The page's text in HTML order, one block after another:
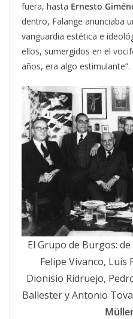
fuera, hasta Ernesto
dentro, Falange anunciaba
vanguardia estética e
ellos, sumergidos en el
años, era algo estimulante”.
El Grupo de Burgos:
Felipe Vivanco, Luis
Dionisio Ridruejo,
Ballester y Antonio